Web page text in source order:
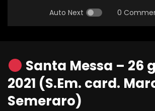
Auto Next 0
Santa Messa – 26
2021 (S.Em. card.
Semeraro)